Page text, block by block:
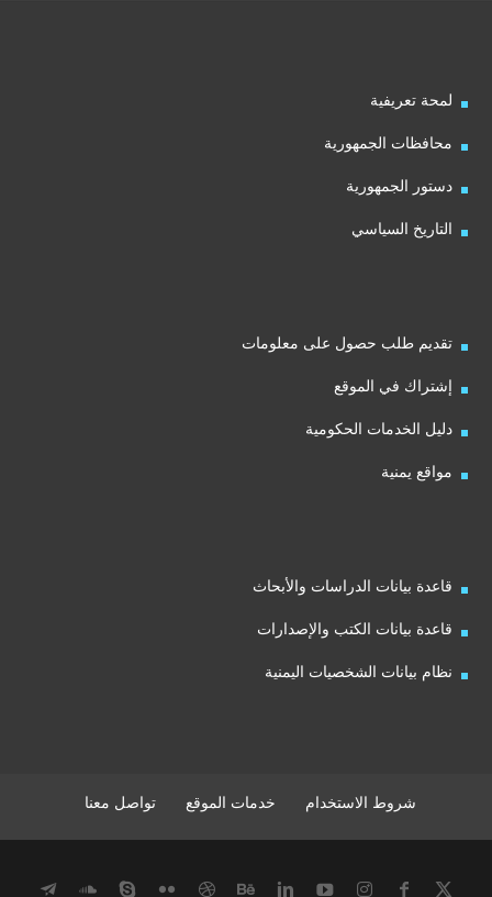
لمحة تعريفية
محافظات الجمهورية
دستور الجمهورية
التاريخ السياسي
تقديم طلب حصول على معلومات
إشتراك في الموقع
دليل الخدمات الحكومية
مواقع يمنية
قاعدة بيانات الدراسات والأبحاث
قاعدة بيانات الكتب والإصدارات
نظام بيانات الشخصيات اليمنية
شروط الاستخدام خدمات الموقع تواصل معنا